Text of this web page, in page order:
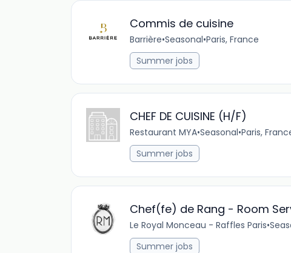
Commis de cuisine
Barrière•Seasonal•Paris, France
Summer jobs
CHEF DE CUISINE (H/F)
Restaurant MYA•Seasonal•Paris,
Summer jobs
Chef(fe) de Rang - Room
Le Royal Monceau - Raffles Paris•
Summer jobs